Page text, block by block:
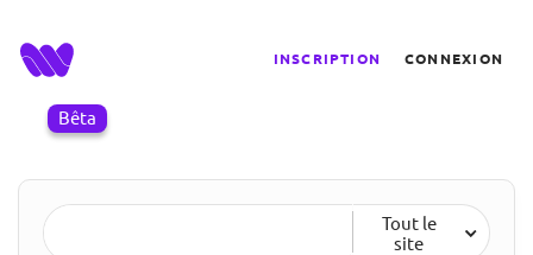
Bêta
INSCRIPTION CONNEXION
Tout le
site